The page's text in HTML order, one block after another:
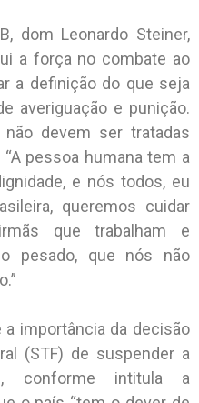
dom Leonardo Steiner,
a força no combate ao
a definição do que seja
averiguação e punição.
devem ser tratadas
pessoa humana tem a
e nós todos, eu
queremos cuidar
que trabalham e
pesado, que nós não
importância da decisão
(STF) de suspender a
conforme intitula a